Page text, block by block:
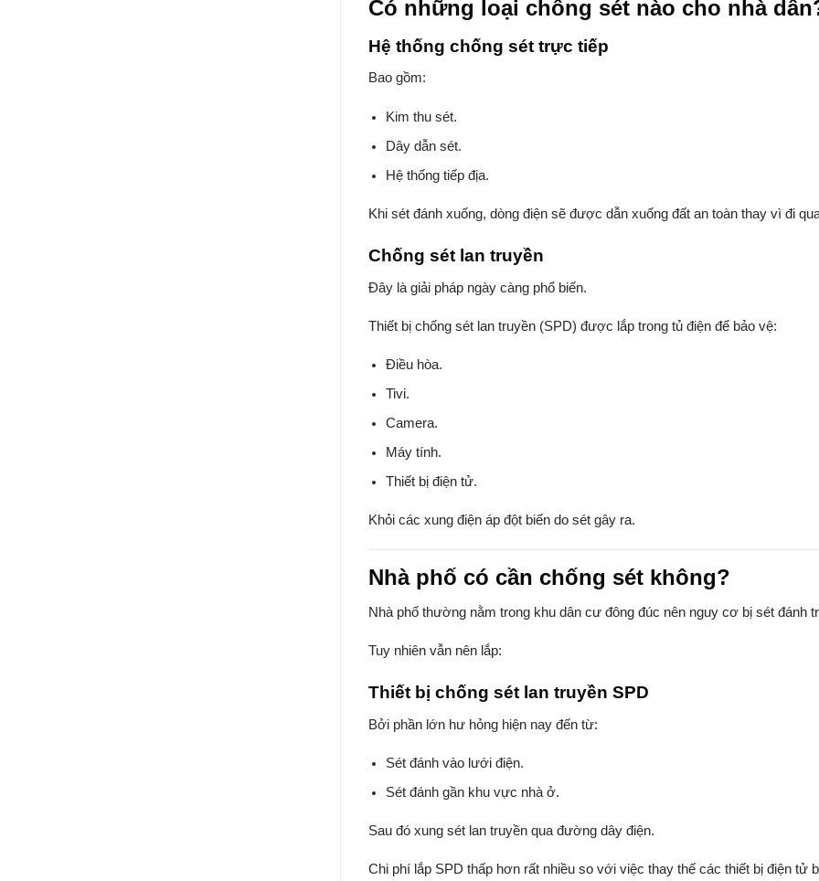
Có những loại chống sét nào cho nhà
Hệ thống chống sét trực tiếp
Bao gồm:
Kim thu sét.
Dây dẫn sét.
Hệ thống tiếp địa.
Khi sét đánh xuống, dòng điện sẽ được dẫn xuống đất an toàn thay vì đi
Chống sét lan truyền
Đây là giải pháp ngày càng phổ biến.
Thiết bị chống sét lan truyền (SPD) được lắp trong tủ điện để bảo vệ:
Điều hòa.
Tivi.
Camera.
Máy tính.
Thiết bị điện tử.
Khỏi các xung điện áp đột biến do sét gây ra.
Nhà phố có cần chống sét không?
Nhà phố thường nằm trong khu dân cư đông đúc nên nguy cơ bị sét đánh
Tuy nhiên vẫn nên lắp:
Thiết bị chống sét lan truyền SPD
Bởi phần lớn hư hỏng hiện nay đến từ:
Sét đánh vào lưới điện.
Sét đánh gần khu vực nhà ở.
Sau đó xung sét lan truyền qua đường dây điện.
Chi phí lắp SPD thấp hơn rất nhiều so với việc thay thế các thiết bị điện tử